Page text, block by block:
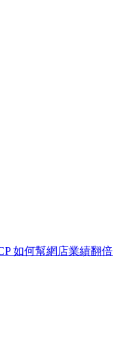
如何幫網店業績翻倍